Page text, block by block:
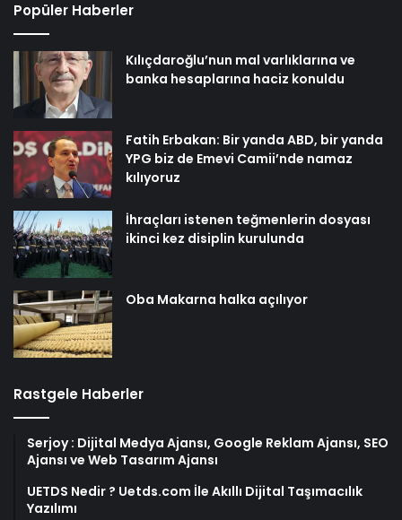
Popüler Haberler
Kılıçdaroğlu’nun mal varlıklarına ve
banka hesaplarına haciz konuldu
Fatih Erbakan: Bir yanda ABD, bir yanda
YPG biz de Emevi Camii’nde namaz
kılıyoruz
İhraçları istenen teğmenlerin dosyası
ikinci kez disiplin kurulunda
Oba Makarna halka açılıyor
Rastgele Haberler
Serjoy : Dijital Medya Ajansı, Google Reklam Ajansı, SEO
Ajansı ve Web Tasarım Ajansı
UETDS Nedir ? Uetds.com İle Akıllı Dijital Taşımacılık
Yazılımı